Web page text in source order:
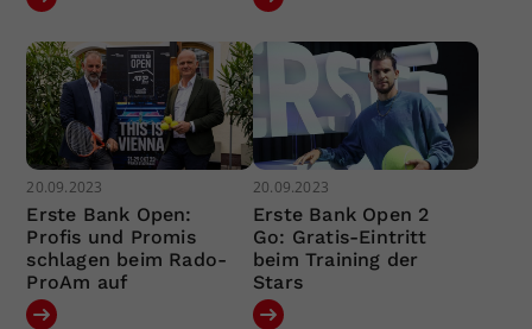
20.09.2023
Erste Bank Open:
Profis und Promis
schlagen beim Rado-
ProAm auf
20.09.2023
Erste Bank Open 2
Go: Gratis-Eintritt
beim Training der
Stars